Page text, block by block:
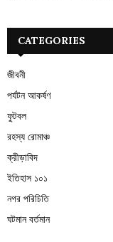
CATEGORIES
জীবনী
পর্যটন আকর্ষণ
ফুটবল
রহস্য রোমাঞ্চ
ক্রীড়াবিদ
ইতিহাস ১০১
নগর পরিচিতি
ঘটমান বর্তমান